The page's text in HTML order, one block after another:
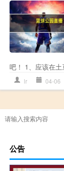
吧！ 1、应该在
lr 04-06
公告